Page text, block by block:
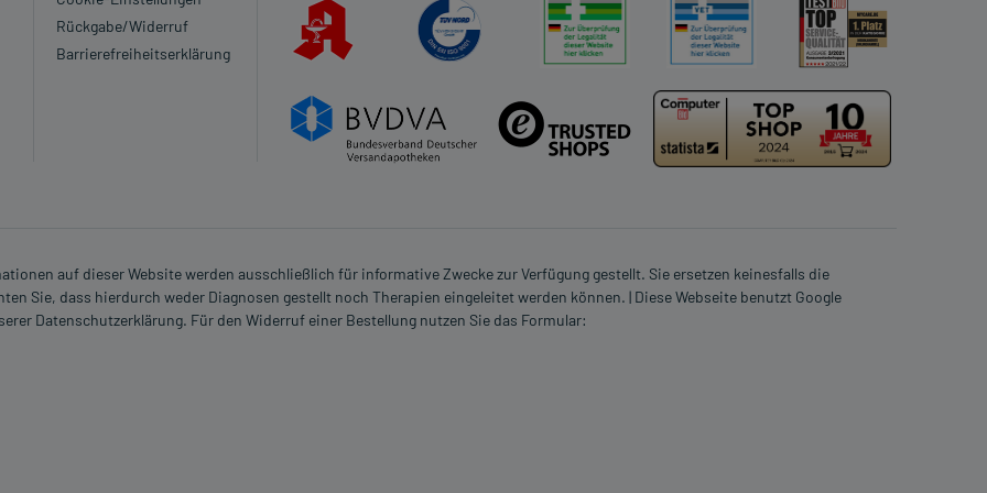
oder Apotheker:
spielen verschiedene Überlegungen eine Rolle, ob und
werden kann.
Er wird Ihre besondere Ausgangslage prüfen und Sie
als das Risiko, das die Anwendung bei einer
Rückgabe/Widerruf
Barrierefreiheitserklärung
auf dieser Website werden ausschließlich für informative Zwecke zur Verfügung gestellt. Sie ersetzen keinesfalls die
Sie, dass hierdurch weder Diagnosen gestellt noch Therapien eingeleitet werden können. | Diese Webseite benutzt Google
Datenschutzerklärung. Für den Widerruf einer Bestellung nutzen Sie das Formular: